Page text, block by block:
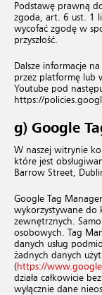
Podstawę prawną
zgoda, art. 6 ust. 1
wycofać zgodę w
przyszłość.
Dalsze informacje
przez platformę lub
Youtube pod
https://
g) Google
W naszej witrynie
które jest
Barrow Street,
Google Tag
wykorzystywane do
zewnętrznych.
osobowych. Tag
danych usług
żadnych danych
( https://
działa całkowicie
wyłącznie dane